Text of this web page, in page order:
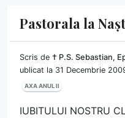
Pastorala la
Scris de † P.S. Sebastian,
ublicat la 31 Decembrie
AXA ANUL II
IUBITULUI NOSTRU